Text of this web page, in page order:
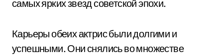
самых ярких звезд советской эпохи.
Карьеры обеих актрис были долгими и
успешными. Они снялись во множестве